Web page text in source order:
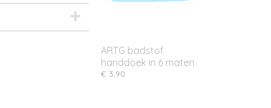
ARTG badstof
handdoek in 6 maten
€ 3,90